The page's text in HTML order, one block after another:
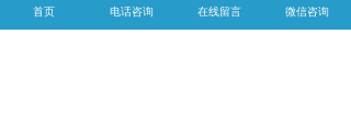
光扫描}找哪家？陕西依科生物技术服务有限公
首页 电话咨询 在线留言 微信咨询